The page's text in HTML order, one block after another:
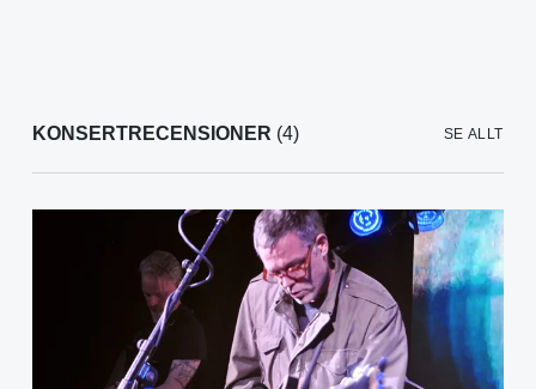
KONSERTRECENSIONER (4) SE ALLT